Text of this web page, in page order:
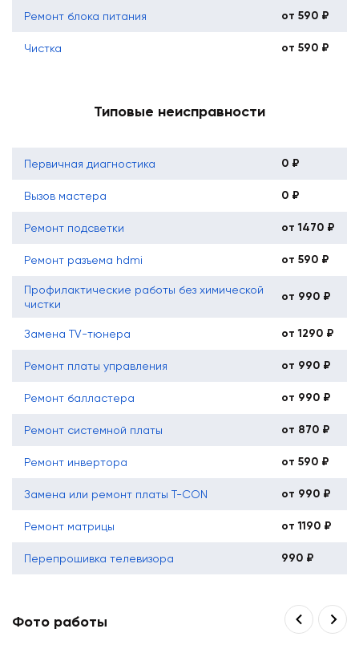
Ремонт блока питания от 590 ₽
Чистка от 590 ₽
Типовые неисправности
Первичная диагностика 0 ₽
Вызов мастера 0 ₽
Ремонт подсветки от 1470 ₽
Ремонт разъема hdmi от 590 ₽
Профилактические работы без химической
чистки
от 990 ₽
Замена TV-тюнера от 1290 ₽
Ремонт платы управления от 990 ₽
Ремонт балластера от 990 ₽
Ремонт системной платы от 870 ₽
Ремонт инвертора от 590 ₽
Замена или ремонт платы T-CON от 990 ₽
Ремонт матрицы от 1190 ₽
Перепрошивка телевизора 990 ₽
Фото работы